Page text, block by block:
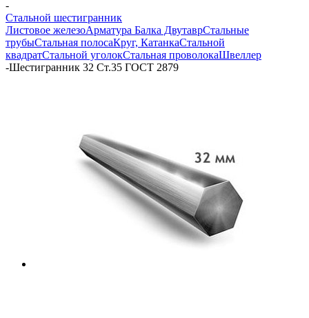
-
Стальной шестигранник
Листовое железоАрматура Балка ДвутаврСтальные
трубыСтальная полосаКруг, КатанкаСтальной
квадратСтальной уголокСтальная проволокаШвеллер
-Шестигранник 32 Ст.35 ГОСТ 2879